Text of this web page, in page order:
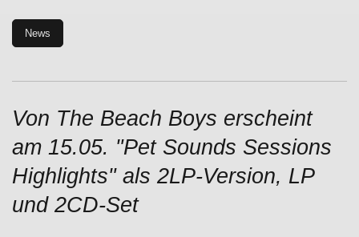
News
Von The Beach Boys erscheint
am 15.05. "Pet Sounds Sessions
Highlights" als 2LP-Version, LP
und 2CD-Set